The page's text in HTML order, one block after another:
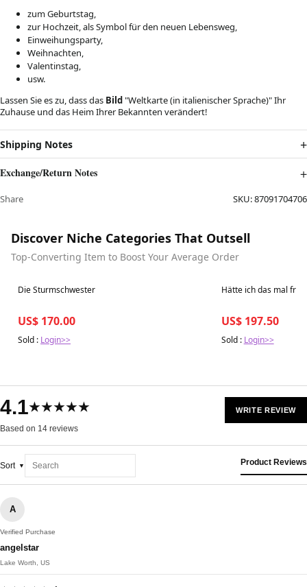
zum Geburtstag,
zur Hochzeit, als Symbol für den neuen Lebensweg,
Einweihungsparty,
Weihnachten,
Valentinstag,
usw.
Lassen Sie es zu, dass das Bild"Weltkarte (in italienischer Sprache)" Ihr
Zuhause und das Heim Ihrer Bekannten verändert!
Shipping Notes
Exchange/Return Notes
Share SKU:87091704706
Discover Niche Categories That Outsell
Top-Converting Item to Boost Your Average Order
Best in 7 days
Die Sturmschwester
US$ 170.00
Sold : Login>>
Best in 7 days
Hätte ich das mal
US$ 197.50
Sold : Login>>
4.1★★★★★
Based on 14 reviews
WRITE REVIEW
Sort Product Reviews
A
Verified Purchase
angelstar
Lake Worth, US